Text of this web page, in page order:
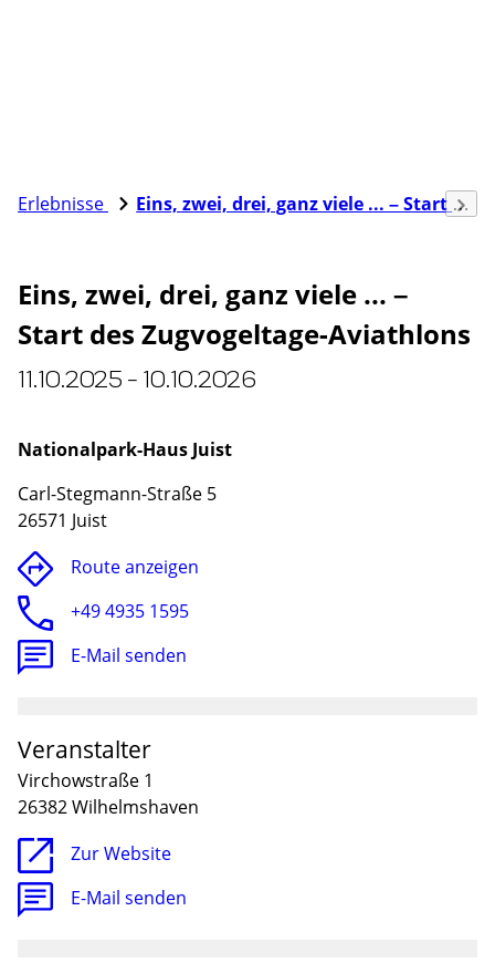
Erlebnisse Eins, zwei, drei, ganz viele ... – Start des Zugvogeltage-Aviathlons
Eins, zwei, drei, ganz viele ... –
Start des Zugvogeltage-Aviathlons
11.10.2025 - 10.10.2026
Nationalpark-Haus Juist
Carl-Stegmann-Straße 5
26571 Juist
Route anzeigen
+49 4935 1595
E-Mail senden
Veranstalter
Virchowstraße 1
26382 Wilhelmshaven
Zur Website
E-Mail senden